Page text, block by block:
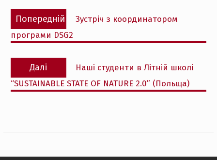
Навігація
записів
Попередній
Попередній
запис:
Зустріч з координатором
програми DSG2
Далі
Наступний
запис:
Наші студенти в Літній школі
“SUSTAINABLE STATE OF NATURE 2.0” (Польща)